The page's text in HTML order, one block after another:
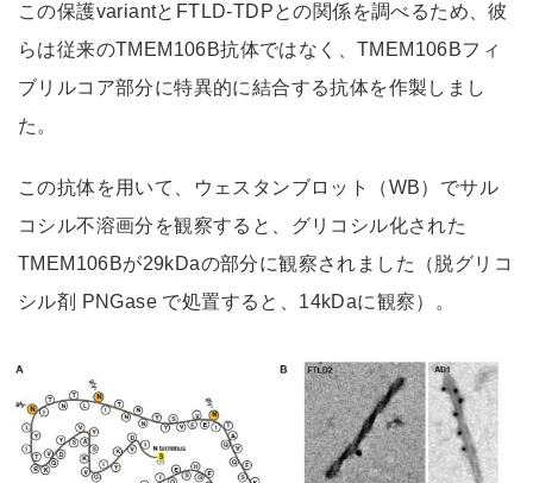
この保護variantとFTLD-TDPとの関係を調べるため、彼
らは従来のTMEM106B抗体ではなく、TMEM106Bフィ
ブリルコア部分に特異的に結合する抗体を作製しまし
た。
この抗体を用いて、ウェスタンブロット（WB）でサル
コシル不溶画分を観察すると、グリコシル化された
TMEM106Bが29kDaの部分に観察されました（脱グリコ
シル剤 PNGase で処置すると、14kDaに観察）。